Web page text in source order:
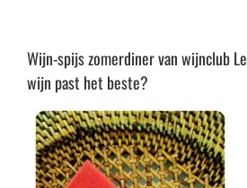
Wijn-spijs zomerdiner van wijnclub
wijn past het beste?